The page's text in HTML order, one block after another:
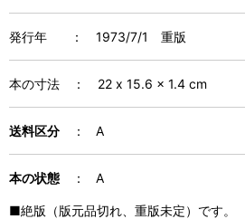
発行年 ： 1973/7/1 重版
本の寸法 ： 22 x 15.6 x 1.4 cm
送料区分 ： A
本の状態 ： A
■絶版（版元品切れ、重版未定）です。